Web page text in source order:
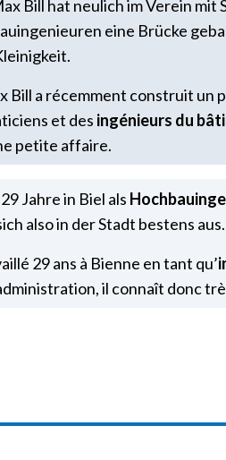
Bill hat neulich im Verein mit
eine Brücke
Bill a récemment construit un
et des ingénieurs du
petite affaire.
Jahre in Biel als
also in der Stadt bestens aus.
29 ans à Bienne en tant qu’
il connaît donc